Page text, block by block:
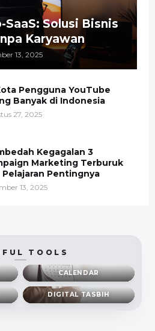
SaaS: Solusi Bisnis
Karyawan
13, 2025
Pengguna YouTube
Banyak di Indonesia
27, 2025
Kegagalan 3
Marketing Terburuk
Pelajaran Pentingnya
13, 2025
TOOLS
CALENDAR
DIGITAL TASBIH